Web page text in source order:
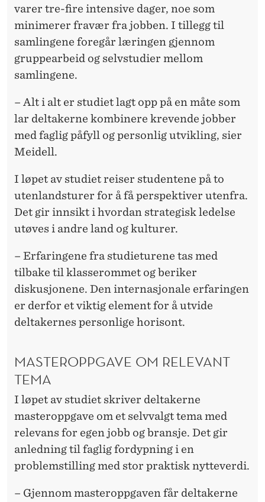
varer tre-fire intensive dager, noe som
minimerer fravær fra jobben. I tillegg til
samlingene foregår læringen gjennom
gruppearbeid og selvstudier mellom
samlingene.
– Alt i alt er studiet lagt opp på en måte som
lar deltakerne kombinere krevende jobber
med faglig påfyll og personlig utvikling, sier
Meidell.
I løpet av studiet reiser studentene på to
utenlandsturer for å få perspektiver utenfra.
Det gir innsikt i hvordan strategisk ledelse
utøves i andre land og kulturer.
– Erfaringene fra studieturene tas med
tilbake til klasserommet og beriker
diskusjonene. Den internasjonale erfaringen
er derfor et viktig element for å utvide
deltakernes personlige horisont.
MASTEROPPGAVE OM RELEVANT
TEMA
I løpet av studiet skriver deltakerne
masteroppgave om et selvvalgt tema med
relevans for egen jobb og bransje. Det gir
anledning til faglig fordypning i en
problemstilling med stor praktisk nytteverdi.
– Gjennom masteroppgaven får deltakerne